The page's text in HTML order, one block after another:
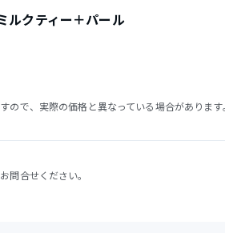
ルクティー＋パール
で、実際の価格と異なっている場合がありま
問合せください。